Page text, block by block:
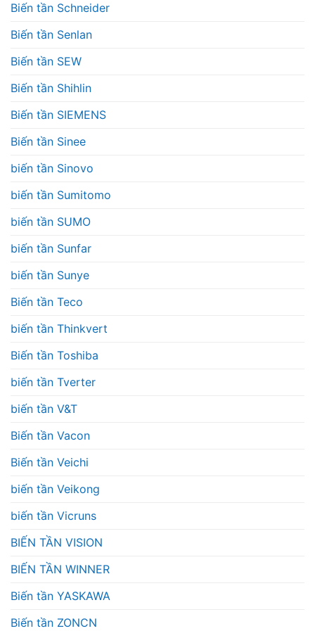
Biến tần Schneider
Biến tần Senlan
Biến tần SEW
Biến tần Shihlin
Biến tần SIEMENS
Biến tần Sinee
biến tần Sinovo
biến tần Sumitomo
biến tần SUMO
biến tần Sunfar
biến tần Sunye
Biến tần Teco
biến tần Thinkvert
Biến tần Toshiba
biến tần Tverter
biến tần V&T
Biến tần Vacon
Biến tần Veichi
biến tần Veikong
biến tần Vicruns
BIẾN TẦN VISION
BIẾN TẦN WINNER
Biến tần YASKAWA
Biến tần ZONCN